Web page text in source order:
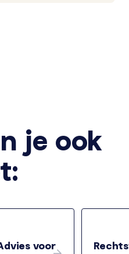
je ook
voor